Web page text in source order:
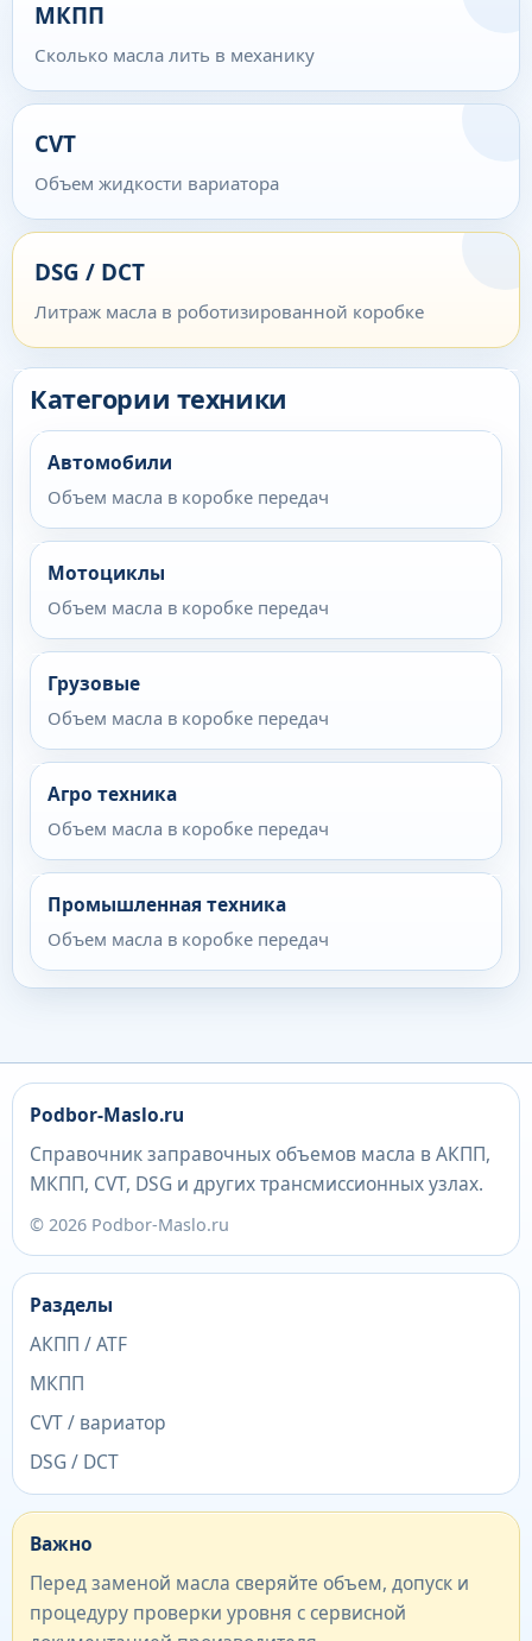
МКПП
Сколько масла лить в механику
CVT
Объем жидкости вариатора
DSG / DCT
Литраж масла в роботизированной коробке
Категории техники
Автомобили
Объем масла в коробке передач
Мотоциклы
Объем масла в коробке передач
Грузовые
Объем масла в коробке передач
Агро техника
Объем масла в коробке передач
Промышленная техника
Объем масла в коробке передач
Podbor-Maslo.ru
Справочник заправочных объемов масла в АКПП,
МКПП, CVT, DSG и других трансмиссионных узлах.
© 2026 Podbor-Maslo.ru
Разделы
АКПП / ATF
МКПП
CVT / вариатор
DSG / DCT
Важно
Перед заменой масла сверяйте объем, допуск и
процедуру проверки уровня с сервисной